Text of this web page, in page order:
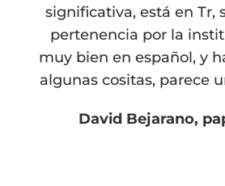
significativa, está en Tr,
pertenencia por la
muy bien en español, y
algunas cositas, parece
David Bejarano,